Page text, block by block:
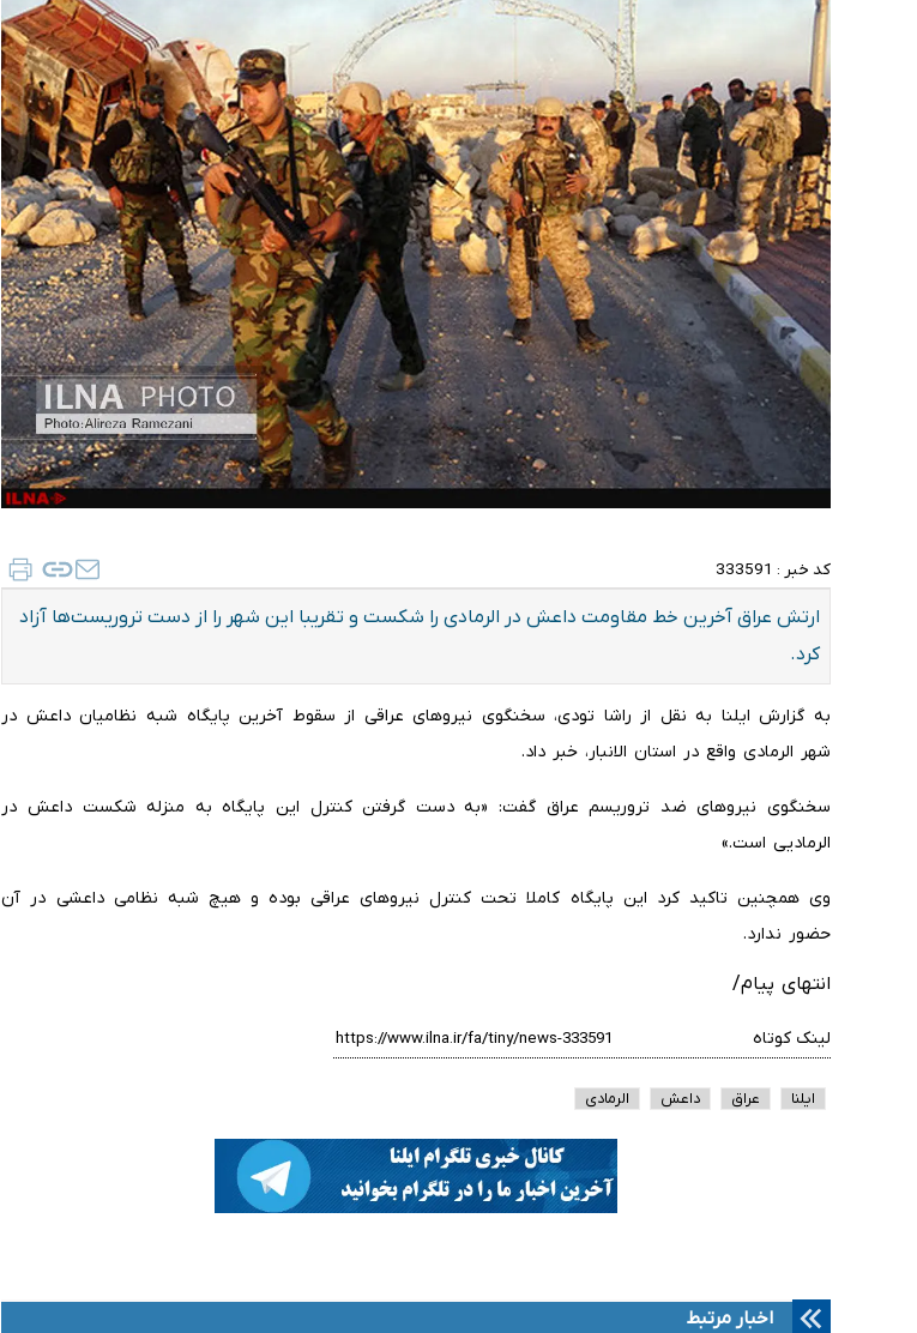
کد خبر : 333591
ارتش عراق آخرین خط مقاومت داعش در الرمادی را شکست و تقریبا این شهر را از دست تروریست‌ها آزاد
کرد.
به گزارش ایلنا به نقل از راشا تودی، سخنگوی نیروهای عراقی از سقوط آخرین پایگاه شبه نظامیان داعش در
شهر الرمادی واقع در استان الانبار، خبر داد.
سخنگوی نیروهای ضد تروریسم عراق گفت: «به دست گرفتن کنترل این پایگاه به منزله شکست داعش در
الرمادیی است.»
وی همچنین تاکید کرد این پایگاه کاملا تحت کنترل نیروهای عراقی بوده و هیچ شبه نظامی داعشی در آن
حضور ندارد.
انتهای پیام/
لینک کوتاه
ایلنا عراق داعش الرمادی
اخبار مرتبط